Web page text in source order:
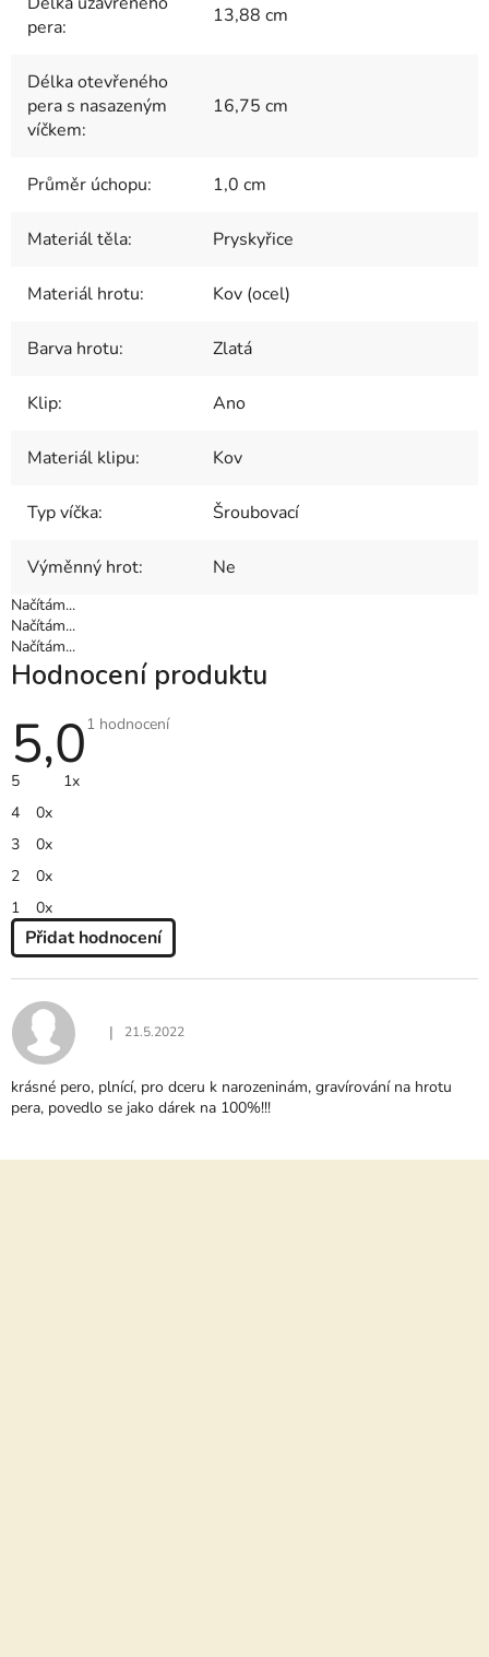
pera: 13,88 cm
Délka otevřeného
pera s nasazeným
víčkem:
16,75 cm
Průměr úchopu: 1,0 cm
Materiál těla: Pryskyřice
Materiál hrotu: Kov (ocel)
Barva hrotu: Zlatá
Klip: Ano
Materiál klipu: Kov
Typ víčka: Šroubovací
Výměnný hrot: Ne
Načítám...
Načítám...
Načítám...
Hodnocení produktu
5,0Průměrné
1 hodnocení
5
1x
4
0x
3
0x
2
0x
1
0x
Přidat hodnocení
P
I
S
H
O
D
O
Hodnocení produktu je 5 z 5 hvězdiček.
| 21.5.2022
krásné pero, plnící, pro dceru k narozeninám, gravírování na hrotu
pera, povedlo se jako dárek na 100%!!!